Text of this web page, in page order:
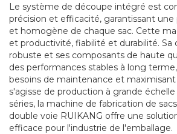
Le système de découpe intégré est
précision et efficacité, garantissant
et homogène de chaque sac. Cette
et productivité, fiabilité et durabilité. Sa
robuste et ses composants de haute
des performances stables à long
besoins de maintenance et maximisant
s'agisse de production à grande
séries, la machine de fabrication de
double voie RUIKANG offre une
efficace pour l'industrie de l'emballage.